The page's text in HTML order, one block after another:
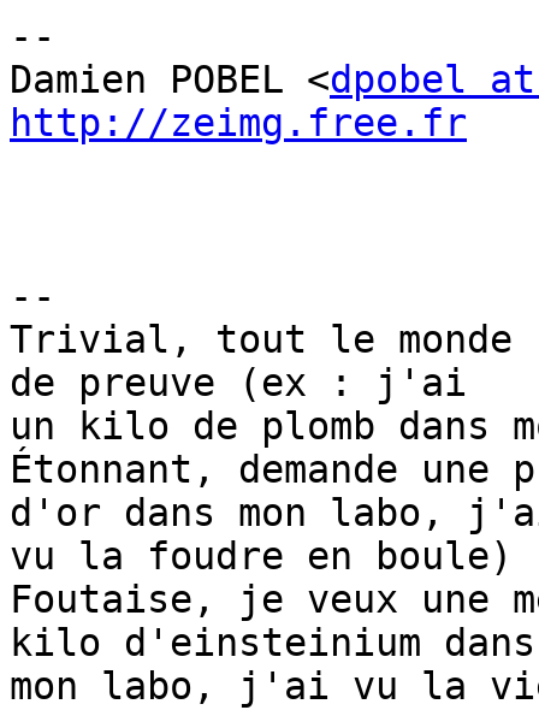
--
Damien POBEL <dpobel
http://zeimg.free.fr
--
Trivial, tout le monde
de preuve (ex : j'ai
un kilo de plomb dans
Étonnant, demande
d'or dans mon labo,
vu la foudre en boule)
Foutaise, je veux une
kilo d'einsteinium dans
mon labo, j'ai vu la